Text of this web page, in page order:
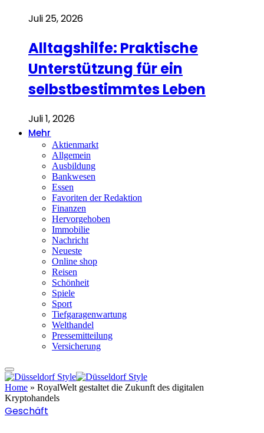
Juli 25, 2026
Alltagshilfe: Praktische
Unterstützung für ein
selbstbestimmtes Leben
Juli 1, 2026
Mehr
Aktienmarkt
Allgemein
Ausbildung
Bankwesen
Essen
Favoriten der Redaktion
Finanzen
Hervorgehoben
Immobilie
Nachricht
Neueste
Online shop
Reisen
Schönheit
Spiele
Sport
Tiefgaragenwartung
Welthandel
Pressemitteilung
Versicherung
Home » RoyalWelt gestaltet die Zukunft des digitalen
Kryptohandels
Geschäft